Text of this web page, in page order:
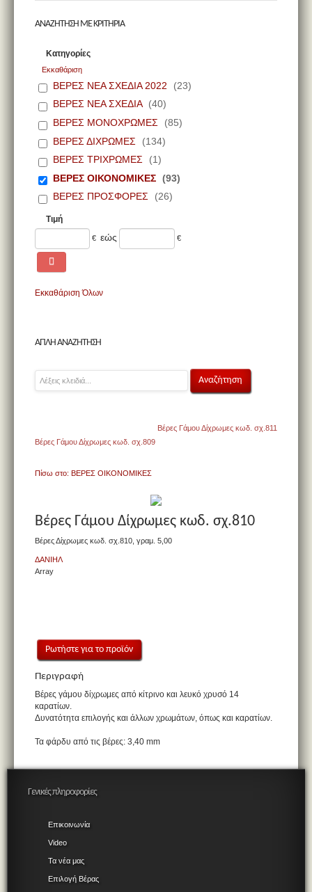
ΑΝΑΖΗΤΗΣΗ ΜΕ ΚΡΙΤΗΡΙΑ
Κατηγορίες
Εκκαθάριση
ΒΕΡΕΣ ΝΕΑ ΣΧΕΔΙΑ 2022
(23)
ΒΕΡΕΣ ΝΕΑ ΣΧΕΔΙΑ (40)
ΒΕΡΕΣ ΜΟΝΟΧΡΩΜΕΣ
(85)
ΒΕΡΕΣ ΔΙΧΡΩΜΕΣ
(134)
ΒΕΡΕΣ ΤΡΙΧΡΩΜΕΣ
(1)
ΒΕΡΕΣ ΟΙΚΟΝΟΜΙΚΕΣ (93)
ΒΕΡΕΣ ΠΡΟΣΦΟΡΕΣ
(26)
Τιμή
€ εώς €
Εκκαθάριση Όλων
ΑΠΛΗ ΑΝΑΖΗΤΗΣΗ
Βέρες Γάμου Δίχρωμες κωδ. σχ.811
Βέρες Γάμου Δίχρωμες κωδ. σχ.809
Πίσω στο: ΒΕΡΕΣ ΟΙΚΟΝΟΜΙΚΕΣ
Βέρες Γάμου Δίχρωμες κωδ. σχ.810
Βέρες Δίχρωμες κωδ. σχ.810, γραμ. 5,00
ΔΑΝΙΗΛ
Array
Ρωτήστε για το προϊόν
Περιγραφή
Βέρες γάμου δίχρωμες από κίτρινο και λευκό χρυσό 14
καρατίων.
Δυνατότητα επιλογής και άλλων χρωμάτων, όπως και καρατίων.
Τα φάρδυ από τις βέρες: 3,40 mm
Γενικές πληροφορίες
Επικοινωνία
Video
Τα νέα μας
Επιλογή Βέρας